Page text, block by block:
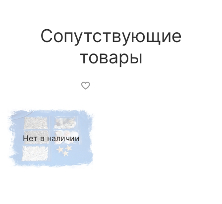
Сопутствующие
товары
Нет в наличии